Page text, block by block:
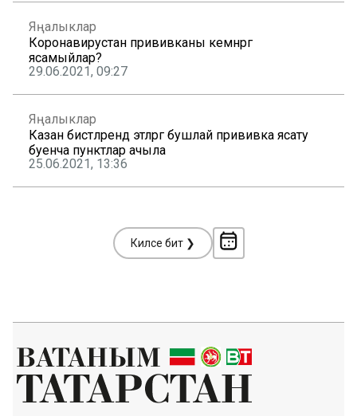
Яңалыклар
Коронавирустан прививканы кемнәргә
ясамыйлар?
29.06.2021, 09:27
Яңалыклар
Казан бистәләрендә этләргә бушлай прививка ясату
буенча пунктлар ачыла
25.06.2021, 13:36
Киләсе бит ❯